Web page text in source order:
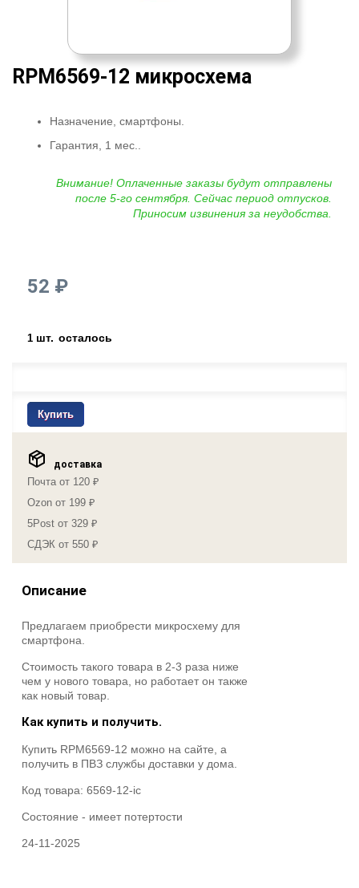
RPM6569-12 микросхема
Назначение, смартфоны.
Гарантия, 1 мес..
Внимание! Оплаченные заказы будут отправлены
после 5-го сентября. Сейчас период отпусков.
Приносим извинения за неудобства.
52 ₽
1 шт. осталось
Купить
доставка
Почта от 120 ₽
Ozon от 199 ₽
5Post от 329 ₽
СДЭК от 550 ₽
Описание
Предлагаем приобрести микросхему для
смартфона.
Стоимость такого товара в 2-3 раза ниже
чем у нового товара, но работает он также
как новый товар.
Как купить и получить.
Купить RPM6569-12 можно на сайте, а
получить в ПВЗ службы доставки у дома.
Код товара: 6569-12-ic
Состояние - имеет потертости
24-11-2025